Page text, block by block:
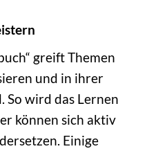
greift Themen
und in ihrer
So wird das Lernen
können sich aktiv
Einige